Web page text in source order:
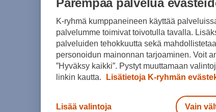
K-ryhmä kumppaneineen käyttää
palvelumme toimivat toivotulla tavalla.
palveluiden tehokkuutta sekä
personoidun mainonnan tarjoaminen. Voit
”Hyväksy kaikki”. Pystyt muuttamaan
linkin kautta.
Lisätietoja K-ryhmän
Lisää valintoja Vain